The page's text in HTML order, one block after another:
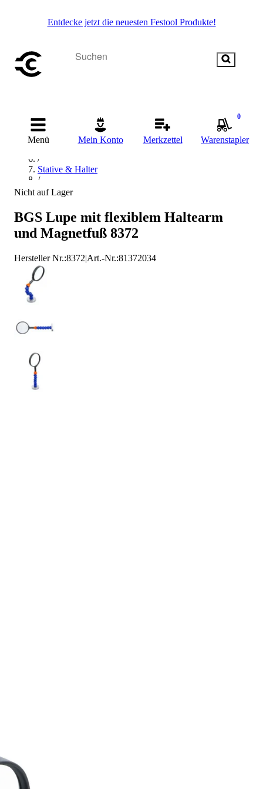
Entdecke jetzt die neuesten Festool Produkte!
Menü Mein Konto Merkzettel
0
Warenstapler
/
Messen & Prüfen
/
/
Stative & Halter
/
Messstativ
Magnetfuß
/
BGS technic Magnetfuß
Nicht auf Lager
BGS Lupe mit flexiblem Haltearm
und Magnetfuß 8372
Hersteller Nr.:8372|Art.-Nr.:81372034